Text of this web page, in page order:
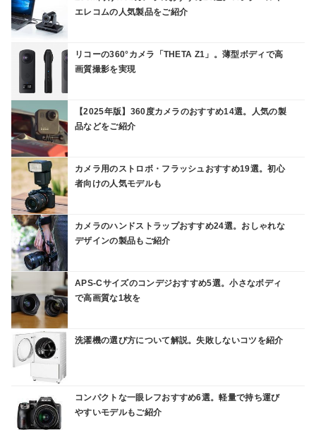
エレコムの人気製品をご紹介
リコーの360°カメラ「THETA Z1」。薄型ボディで高
画質撮影を実現
【2025年版】360度カメラのおすすめ14選。人気の製
品などをご紹介
カメラ用のストロボ・フラッシュおすすめ19選。初心
者向けの人気モデルも
カメラのハンドストラップおすすめ24選。おしゃれな
デザインの製品もご紹介
APS-Cサイズのコンデジおすすめ5選。小さなボディ
で高画質な1枚を
洗濯機の選び方について解説。失敗しないコツを紹介
コンパクトな一眼レフおすすめ6選。軽量で持ち運び
やすいモデルもご紹介